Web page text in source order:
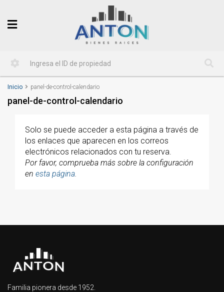
Inicio panel-de-control-calendario
panel-de-control-calendario
Solo se puede acceder a esta página a través de
los enlaces que aparecen en los correos
electrónicos relacionados con tu reserva.
Por favor, comprueba más sobre la configuración
en esta página.
Familia pionera desde 1952.